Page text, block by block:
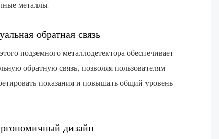
металлы.
обратная связь
подземного металлодетектора обеспечивает
обратную связь, позволяя пользователям
показания и повышать общий уровень
дизайн